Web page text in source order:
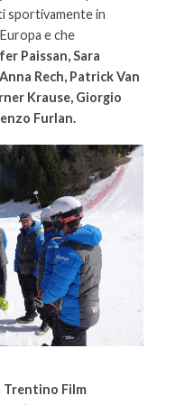
sportivamente in
e che
Paissan, Sara
Rech, Patrick Van
Krause, Giorgio
Furlan.
Trentino Film